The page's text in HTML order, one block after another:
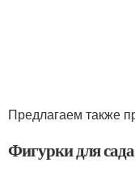
Предлагаем также
Фигурки для